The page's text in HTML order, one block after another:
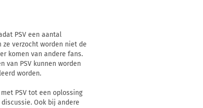
PSV een aantal
verzocht worden niet de
komen van andere fans.
van PSV kunnen worden
worden.
PSV tot een oplossing
Ook bij andere